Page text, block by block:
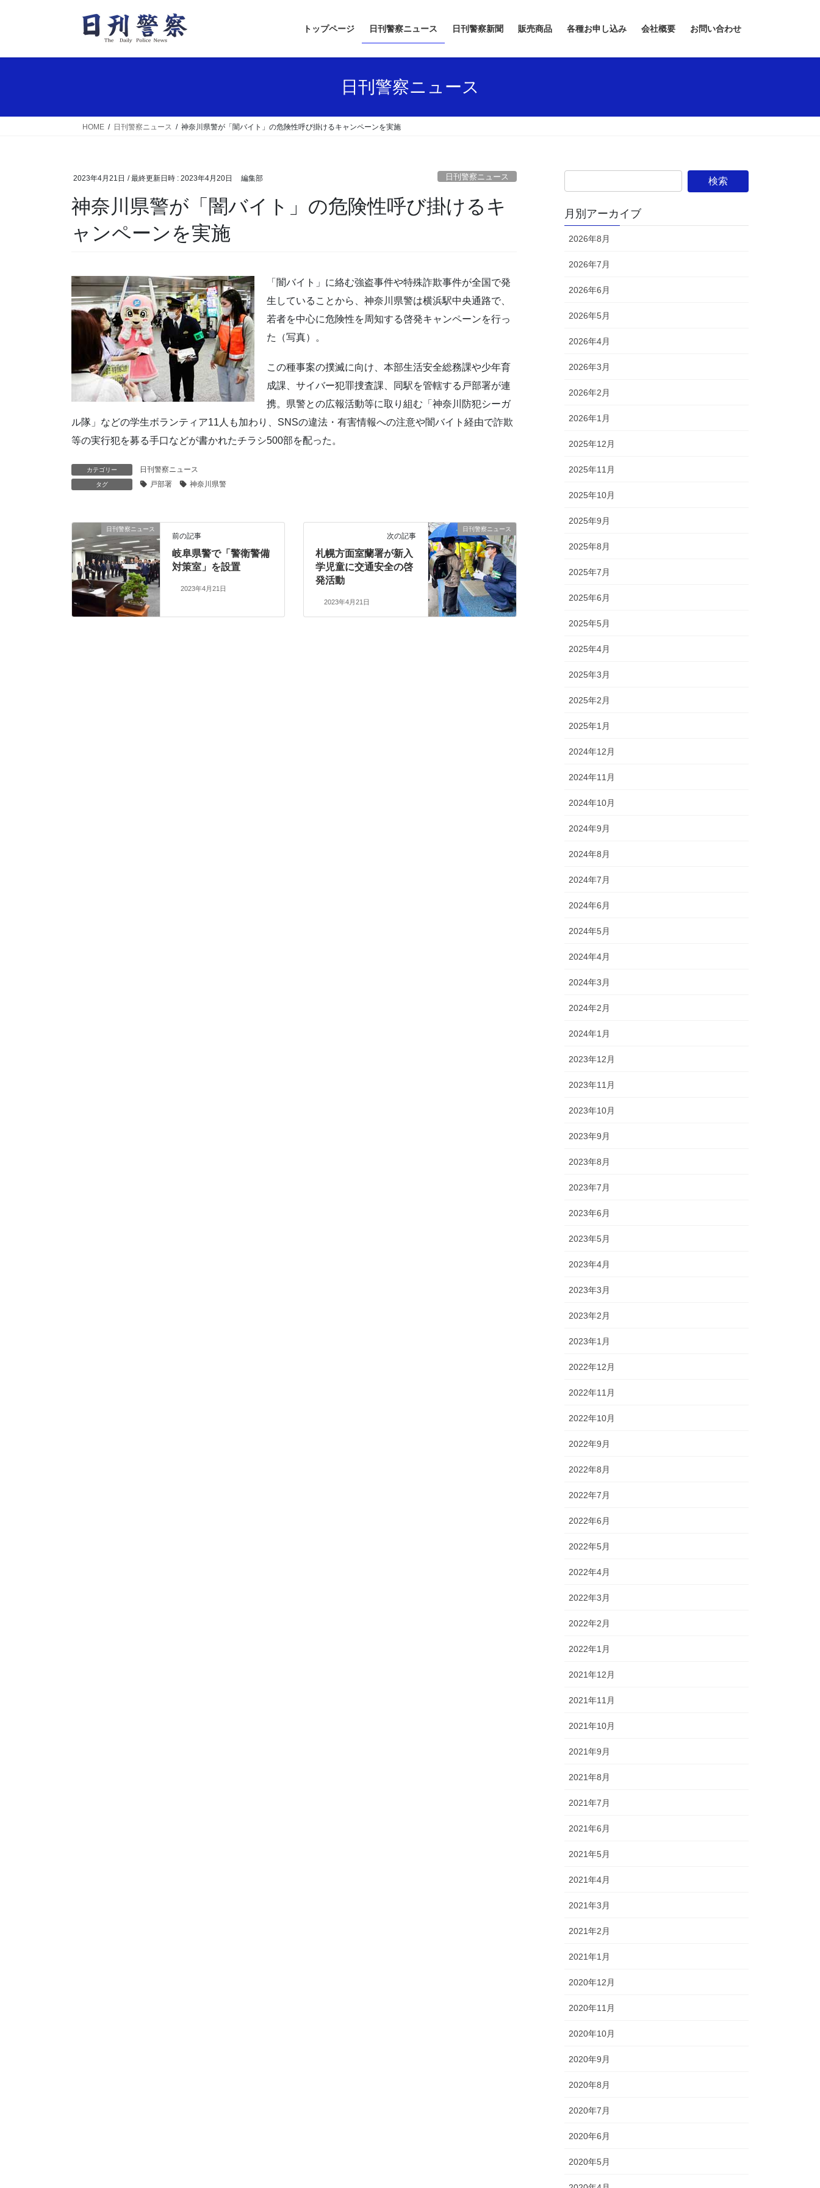
トップページ 日刊警察ニュース 日刊警察新聞 販売商品 各種お申し込み 会社概要 お問い合わせ
日刊警察ニュース
HOME 日刊警察ニュース 神奈川県警が「闇バイト」の危険性呼び掛けるキャンペーンを実施
2023年4月21日 / 最終更新日時 : 2023年4月20日 編集部 日刊警察ニュース
神奈川県警が「闇バイト」の危険性呼び掛けるキ
ャンペーンを実施
「闇バイト」に絡む強盗事件や特殊詐欺事件が全国で発
生していることから、神奈川県警は横浜駅中央通路で、
若者を中心に危険性を周知する啓発キャンペーンを行っ
た（写真）。
この種事案の撲滅に向け、本部生活安全総務課や少年育
成課、サイバー犯罪捜査課、同駅を管轄する戸部署が連
携。県警との広報活動等に取り組む「神奈川防犯シーガ
ル隊」などの学生ボランティア11人も加わり、SNSの違法・有害情報への注意や闇バイト経由で詐欺
等の実行犯を募る手口などが書かれたチラシ500部を配った。
カテゴリー 日刊警察ニュース
タグ 戸部署 神奈川県警
日刊警察ニュース
前の記事
岐阜県警で「警衛警備
対策室」を設置
2023年4月21日
日刊警察ニュース
次の記事
札幌方面室蘭署が新入
学児童に交通安全の啓
発活動
2023年4月21日
月別アーカイブ
2026年8月
2026年7月
2026年6月
2026年5月
2026年4月
2026年3月
2026年2月
2026年1月
2025年12月
2025年11月
2025年10月
2025年9月
2025年8月
2025年7月
2025年6月
2025年5月
2025年4月
2025年3月
2025年2月
2025年1月
2024年12月
2024年11月
2024年10月
2024年9月
2024年8月
2024年7月
2024年6月
2024年5月
2024年4月
2024年3月
2024年2月
2024年1月
2023年12月
2023年11月
2023年10月
2023年9月
2023年8月
2023年7月
2023年6月
2023年5月
2023年4月
2023年3月
2023年2月
2023年1月
2022年12月
2022年11月
2022年10月
2022年9月
2022年8月
2022年7月
2022年6月
2022年5月
2022年4月
2022年3月
2022年2月
2022年1月
2021年12月
2021年11月
2021年10月
2021年9月
2021年8月
2021年7月
2021年6月
2021年5月
2021年4月
2021年3月
2021年2月
2021年1月
2020年12月
2020年11月
2020年10月
2020年9月
2020年8月
2020年7月
2020年6月
2020年5月